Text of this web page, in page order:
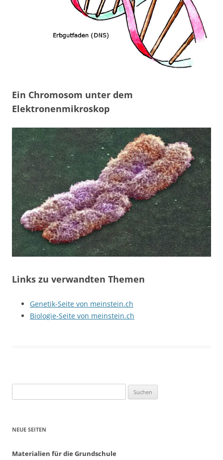
Ein Chromosom unter dem
Elektronenmikroskop
Links zu verwandten Themen
Genetik-Seite von meinstein.ch
Biologie-Seite von meinstein.ch
nach:
NEUE SEITEN
Materialien für die Grundschule